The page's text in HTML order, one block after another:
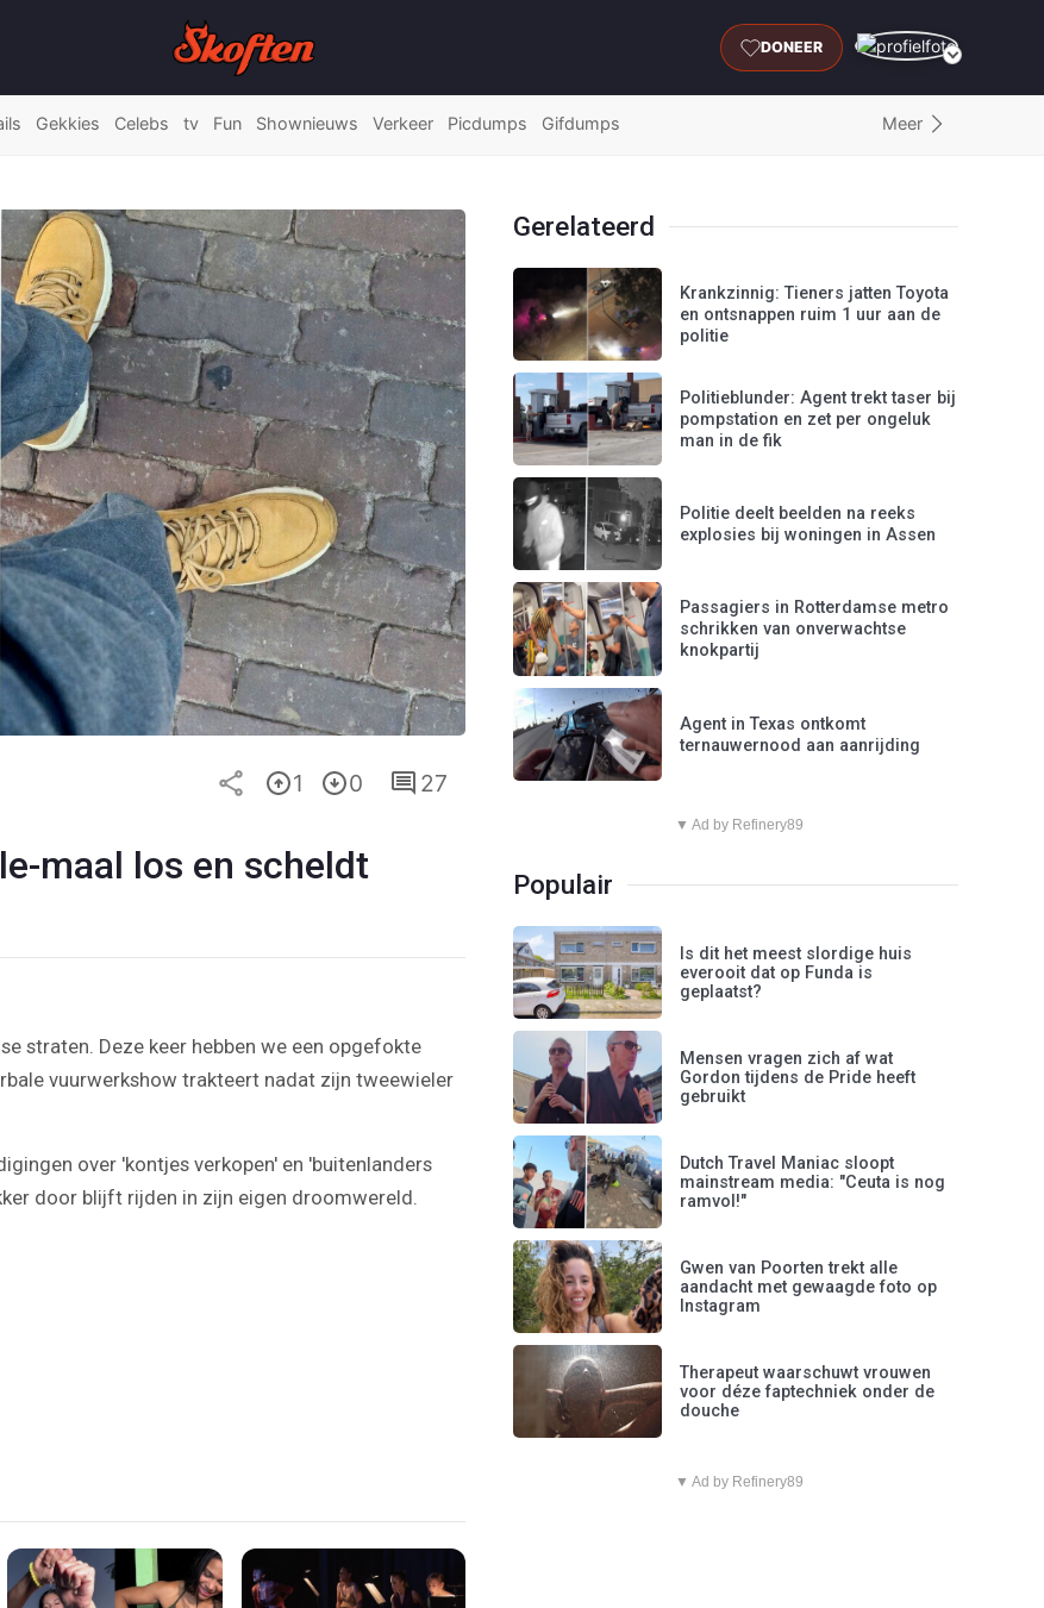
DONEER
Gekkies Celebs tv Fun Shownieuws Verkeer Picdumps Gifdumps Meer
1 0 27
maal los en scheldt
straten. Deze keer hebben we een opgefokte
vuurwerkshow trakteert nadat zijn tweewieler
over 'kontjes verkopen' en 'buitenlanders
door blijft rijden in zijn eigen droomwereld.
Play
Video
Gerelateerd
Krankzinnig: Tieners jatten Toyota
en ontsnappen ruim 1 uur aan de
politie
Politieblunder: Agent trekt taser bij
pompstation en zet per ongeluk
man in de fik
Politie deelt beelden na reeks
explosies bij woningen in Assen
Passagiers in Rotterdamse metro
schrikken van onverwachtse
knokpartij
Agent in Texas ontkomt
ternauwernood aan aanrijding
▼ Ad by Refinery89
Populair
Is dit het meest slordige huis
everooit dat op Funda is
geplaatst?
Mensen vragen zich af wat
Gordon tijdens de Pride heeft
gebruikt
Dutch Travel Maniac sloopt
mainstream media: "Ceuta is nog
ramvol!"
Gwen van Poorten trekt alle
aandacht met gewaagde foto op
Instagram
Therapeut waarschuwt vrouwen
voor déze faptechniek onder de
douche
▼ Ad by Refinery89